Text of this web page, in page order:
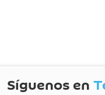
Síguenos en